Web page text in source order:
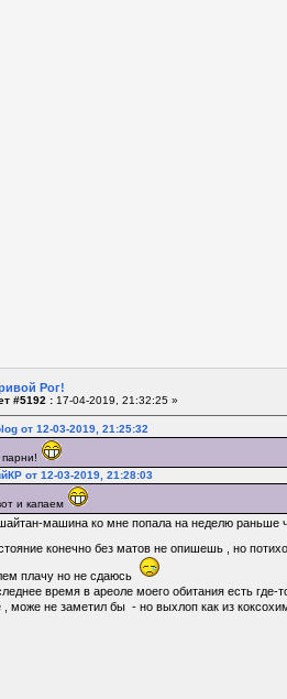
Рог!
#5192 : 17-04-2019, 21:32:25 »
от 12-03-2019, 21:25:32
от 12-03-2019, 21:28:03
и капаем
машина ко мне попала на неделю раньше
конечно без матов не опишешь , но
плачу но не сдаюсь
время в ареоле моего обитания есть
, може не заметил бы - но выхлоп как из